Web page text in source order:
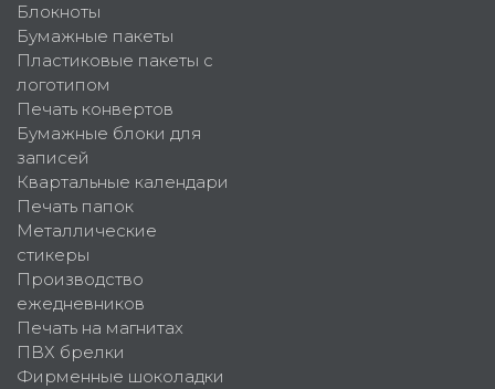
Блокноты
Бумажные пакеты
Пластиковые пакеты с
логотипом
Печать конвертов
Бумажные блоки для
записей
Квартальные календари
Печать папок
Металлические
стикеры
Производство
ежедневников
Печать на магнитах
ПВХ брелки
Фирменные шоколадки